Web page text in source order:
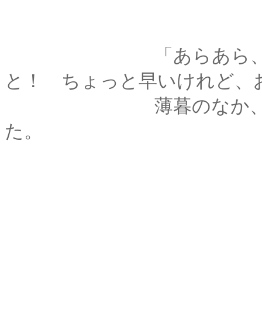
「あらあら、それは
と！ ちょっと早いけれど、
薄暮のなか、農婦は
た。